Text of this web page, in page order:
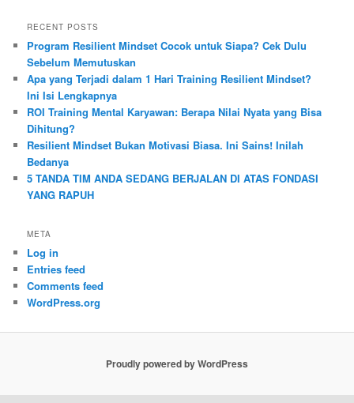
RECENT POSTS
Program Resilient Mindset Cocok untuk Siapa? Cek Dulu
Sebelum Memutuskan
Apa yang Terjadi dalam 1 Hari Training Resilient Mindset?
Ini Isi Lengkapnya
ROI Training Mental Karyawan: Berapa Nilai Nyata yang Bisa
Dihitung?
Resilient Mindset Bukan Motivasi Biasa. Ini Sains! Inilah
Bedanya
5 TANDA TIM ANDA SEDANG BERJALAN DI ATAS FONDASI
YANG RAPUH
META
Log in
Entries feed
Comments feed
WordPress.org
Proudly powered by WordPress